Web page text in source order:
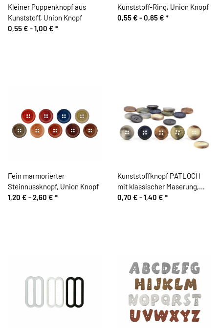
Kleiner Puppenknopf aus
Kunststoff, Union Knopf
0,55 € -1,00 € *
Kunststoff-Ring, Union Knopf
0,55 € -0,65 € *
Fein marmorierter
Steinnussknopf, Union Knopf
1,20 € -2,60 € *
Kunststoffknopf PATLOCH
mit klassischer Maserung,
Union Knopf
0,70 € -1,40 € *